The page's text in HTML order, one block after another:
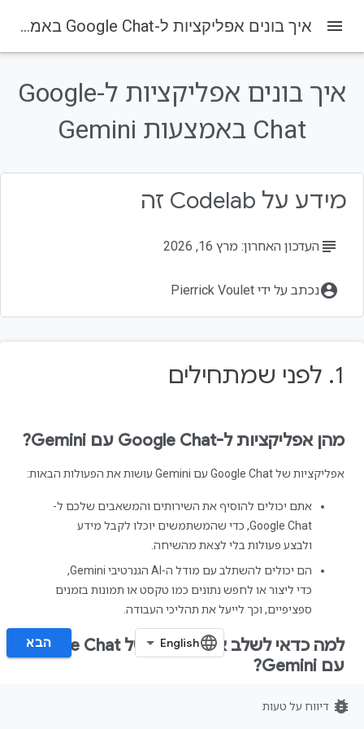
בדף הזה
מהן אפליקציות ל-Google Chat עם Gemini?
מה תפתחו
menu איך בונים אפליקציות ל-Google Chat באמצעות Gemini
איך בונים אפליקציות ל-Google
Chat באמצעות Gemini
מידע על Codelab זה
subject העדכון האחרון: מרץ 16, 2026
account_circleנכתב על ידי Pierrick Voulet
1.‏ לפני שמתחילים
מהן אפליקציות ל-Google Chat עם Gemini?
אפליקציות של Google Chat עם Gemini עושות את הפעולות הבאות:
אתם יכולים להוסיף את השירותים והמשאבים שלכם ל-
Google Chat, כדי שהמשתמשים יוכלו לקבל מידע
ולבצע פעולות בלי לצאת מהשיחה.
הם יכולים להשתלב עם מודל ה-AI הגנרטיבי Gemini,
כדי ליצור או לחפש נתונים כמו טקסט או תמונות בזמנים
ספציפיים, וכך לייעל את תהליכי העבודה.
למה כדאי לשלב אפליקציות של Google Chat
עם Gemini?
הבא‏
bug_report דיווח על טעות